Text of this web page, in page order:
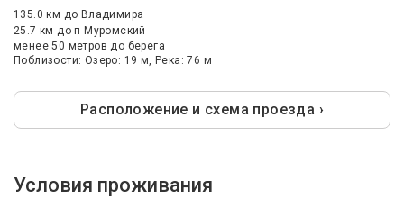
135.0 км до Владимира
25.7 кмдо п Муромский
менее 50 метров до берега
Поблизости: Озеро: 19 м, Река: 76 м
Расположение и схема проезда ›
Условия проживания